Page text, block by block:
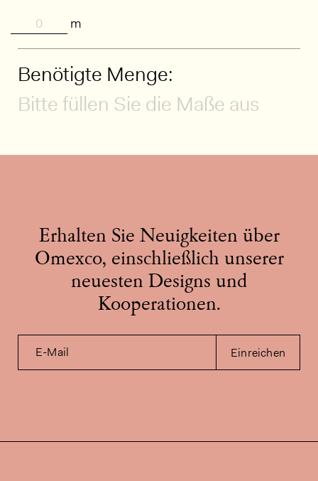
m
Benötigte Menge:
Bitte füllen Sie die Maße aus
Erhalten Sie Neuigkeiten über
Omexco, einschließlich unserer
neuesten Designs und
Kooperationen.
E-Mail Einreichen